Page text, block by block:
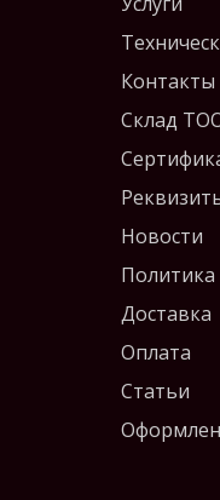
Контакты
Склад
Новости
Доставка
Оплата
Статьи